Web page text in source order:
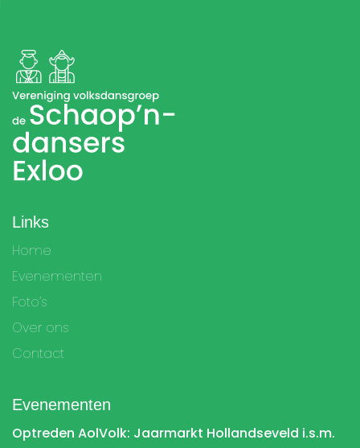
Links
Home
Evenementen
Foto’s
Over ons
Contact
Evenementen
Optreden AolVolk: Jaarmarkt Hollandseveld i.s.m.